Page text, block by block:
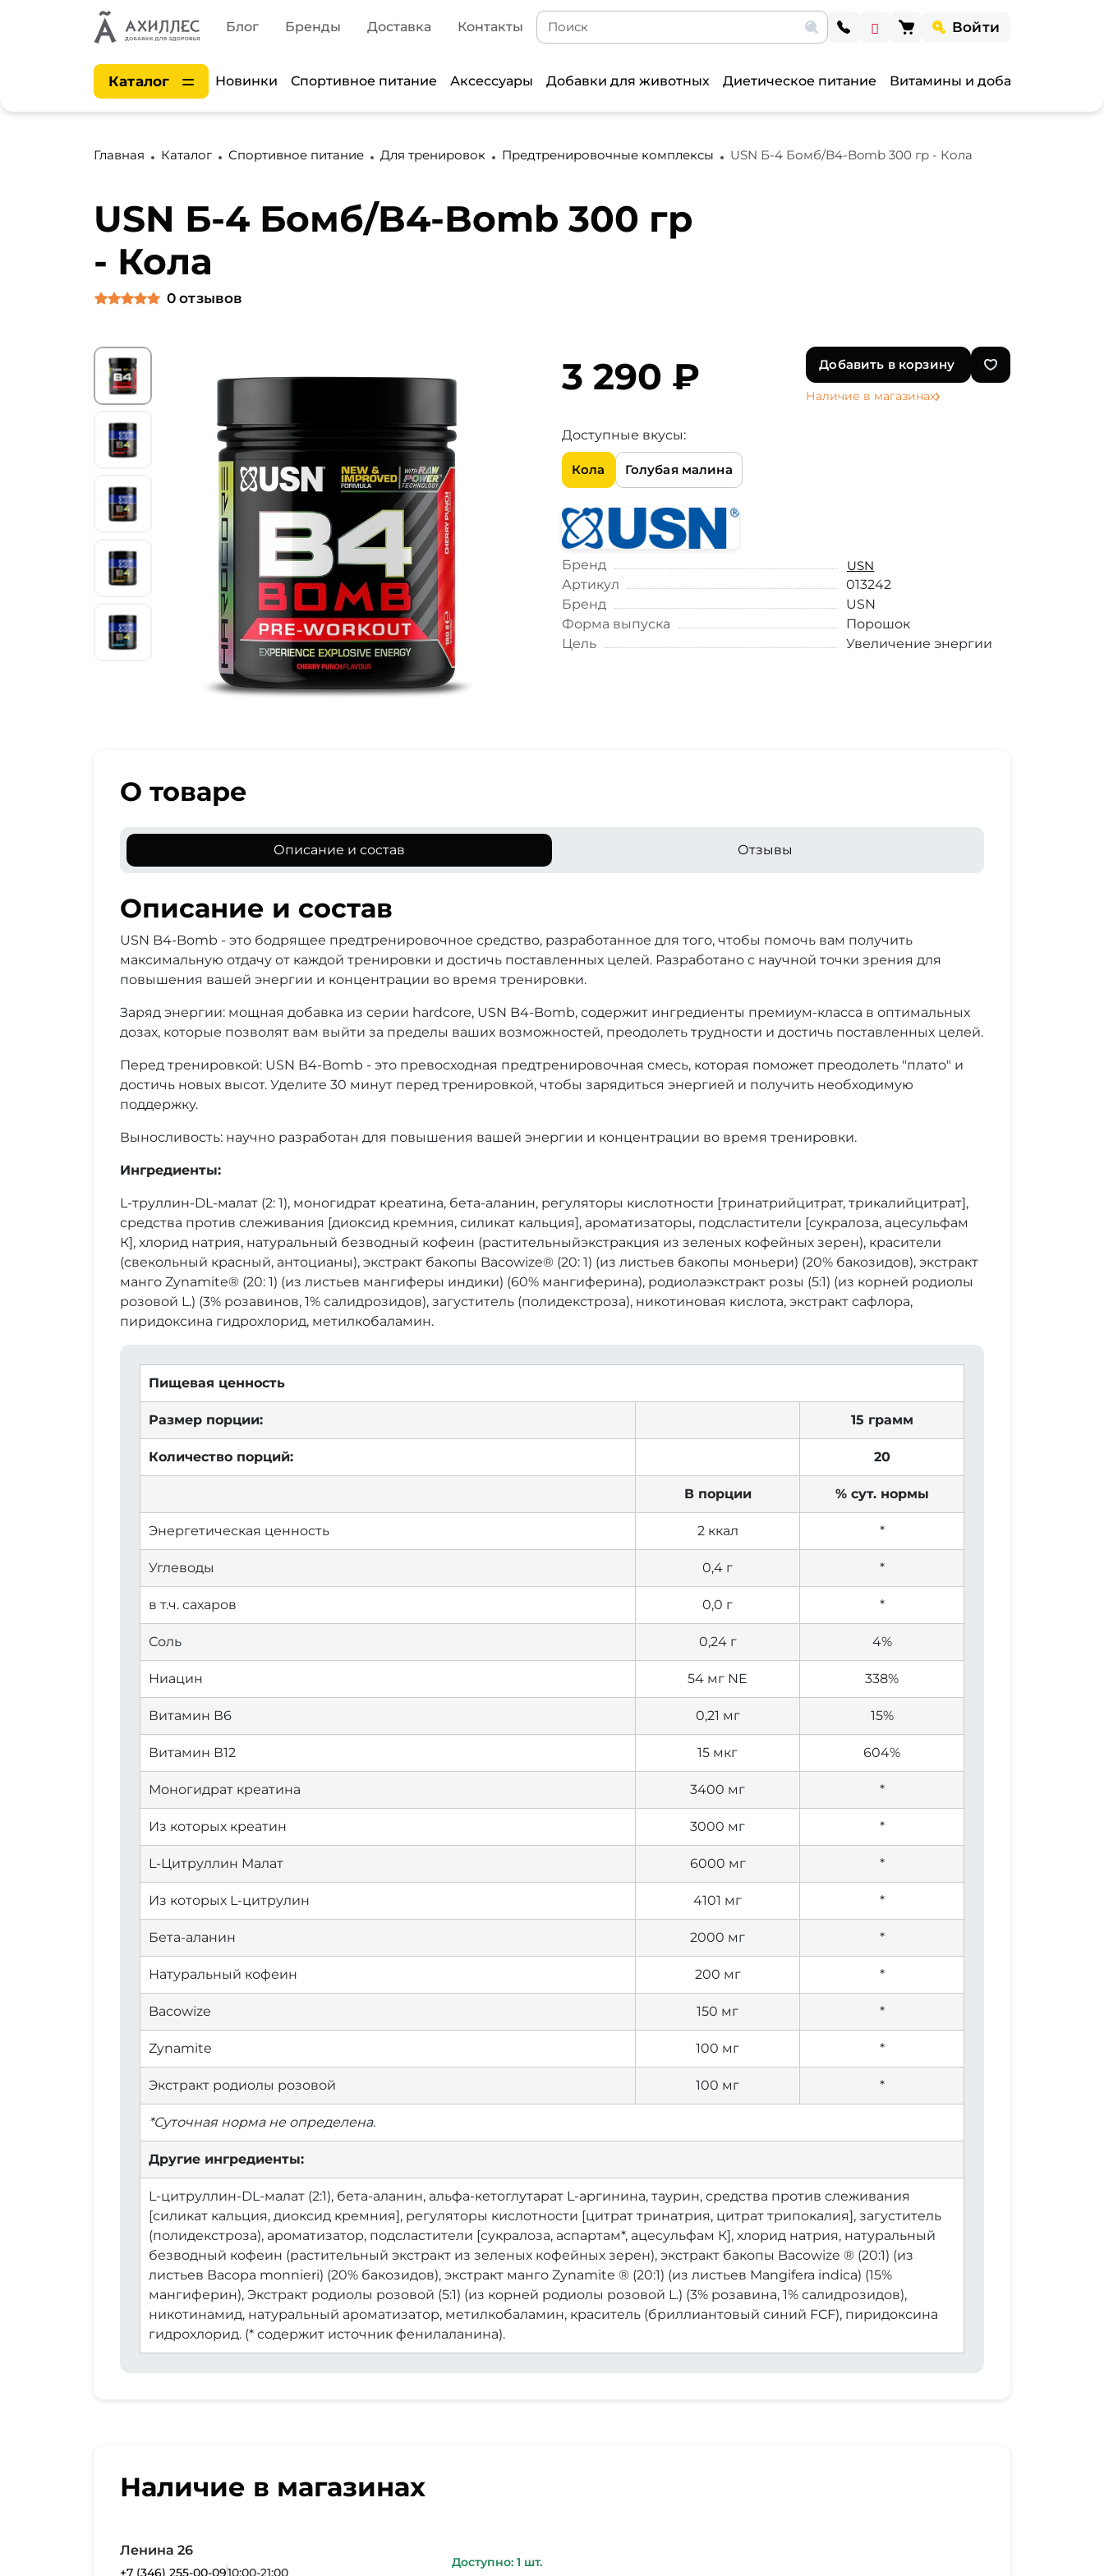
Блог Бренды Доставка Контакты Войти
Каталог Новинки Спортивное питание Аксессуары Добавки для животных Диетическое питание Витамины и добавки
Главная Каталог Спортивное питание Для тренировок Предтренировочные комплексы USN Б-4 Бомб/B4-Bomb 300 гр - Кола
USN Б-4 Бомб/B4-Bomb 300 гр
- Кола
0 отзывов
3 290 ₽ Добавить в корзину
Наличие в магазинах
Доступные вкусы:
Кола Голубая малина
Бренд
USN
Артикул
013242
Бренд
USN
Форма выпуска
Порошок
Цель
Увеличение энергии
О товаре
Описание и состав Отзывы
Описание и состав
USN B4-Bomb - это бодрящее предтренировочное средство, разработанное для того, чтобы помочь вам получить
максимальную отдачу от каждой тренировки и достичь поставленных целей. Разработано с научной точки зрения для
повышения вашей энергии и концентрации во время тренировки.
Заряд энергии: мощная добавка из серии hardcore, USN B4-Bomb, содержит ингредиенты премиум-класса в оптимальных
дозах, которые позволят вам выйти за пределы ваших возможностей, преодолеть трудности и достичь поставленных целей.
Перед тренировкой: USN B4-Bomb - это превосходная предтренировочная смесь, которая поможет преодолеть "плато" и
достичь новых высот. Уделите 30 минут перед тренировкой, чтобы зарядиться энергией и получить необходимую
поддержку.
Выносливость: научно разработан для повышения вашей энергии и концентрации во время тренировки.
Ингредиенты:
L-труллин-DL-малат (2: 1), моногидрат креатина, бета-аланин, регуляторы кислотности [тринатрийцитрат, трикалийцитрат],
средства против слеживания [диоксид кремния, силикат кальция], ароматизаторы, подсластители [сукралоза, ацесульфам
К], хлорид натрия, натуральный безводный кофеин (растительныйэкстракция из зеленых кофейных зерен), красители
(свекольный красный, антоцианы), экстракт бакопы Bacowize® (20: 1) (из листьев бакопы моньери) (20% бакозидов), экстракт
манго Zynamite® (20: 1) (из листьев мангиферы индики) (60% мангиферина), родиолаэкстракт розы (5:1) (из корней родиолы
розовой L.) (3% розавинов, 1% салидрозидов), загуститель (полидекстроза), никотиновая кислота, экстракт сафлора,
пиридоксина гидрохлорид, метилкобаламин.
Пищевая ценность
Размер порции: 15 грамм
Количество порций: 20
В порции % сут. нормы
Энергетическая ценность 2 ккал *
Углеводы 0,4 г *
в т.ч. сахаров 0,0 г *
Соль 0,24 г 4%
Ниацин 54 мг NE 338%
Витамин В6 0,21 мг 15%
Витамин В12 15 мкг 604%
Моногидрат креатина 3400 мг *
Из которых креатин 3000 мг *
L-Цитруллин Малат 6000 мг *
Из которых L-цитрулин 4101 мг *
Бета-аланин 2000 мг *
Натуральный кофеин 200 мг *
Bacowize 150 мг *
Zynamite 100 мг *
Экстракт родиолы розовой 100 мг *
*Суточная норма не определена.
Другие ингредиенты:
L-цитруллин-DL-малат (2:1), бета-аланин, альфа-кетоглутарат L-аргинина, таурин, средства против слеживания
[силикат кальция, диоксид кремния], регуляторы кислотности [цитрат тринатрия, цитрат трипокалия], загуститель
(полидекстроза), ароматизатор, подсластители [сукралоза, аспартам*, ацесульфам К], хлорид натрия, натуральный
безводный кофеин (растительный экстракт из зеленых кофейных зерен), экстракт бакопы Bacowize ® (20:1) (из
листьев Bacopa monnieri) (20% бакозидов), экстракт манго Zynamite ® (20:1) (из листьев Mangifera indica) (15%
мангиферин), Экстракт родиолы розовой (5:1) (из корней родиолы розовой L.) (3% розавина, 1% салидрозидов),
никотинамид, натуральный ароматизатор, метилкобаламин, краситель (бриллиантовый синий FCF), пиридоксина
гидрохлорид. (* содержит источник фенилаланина).
Наличие в магазинах
Ленина 26
+7 (346) 255-00-0910:00-21:00
Доступно: 1 шт.